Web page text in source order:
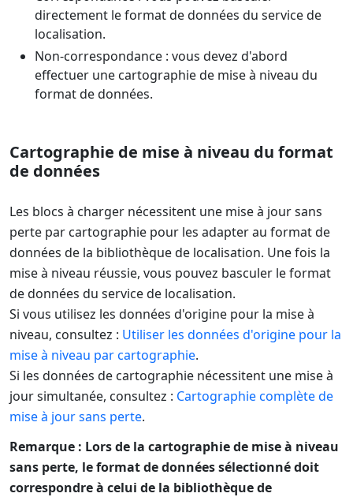
directement le format de données du service de
localisation.
Non-correspondance : vous devez d'abord
effectuer une cartographie de mise à niveau du
format de données.
Cartographie de mise à niveau du format
de données
Les blocs à charger nécessitent une mise à jour sans
perte par cartographie pour les adapter au format de
données de la bibliothèque de localisation. Une fois la
mise à niveau réussie, vous pouvez basculer le format
de données du service de localisation.
Si vous utilisez les données d'origine pour la mise à
niveau, consultez : Utiliser les données d'origine pour la
mise à niveau par cartographie.
Si les données de cartographie nécessitent une mise à
jour simultanée, consultez : Cartographie complète de
mise à jour sans perte.
Remarque : Lors de la cartographie de mise à niveau
sans perte, le format de données sélectionné doit
correspondre à celui de la bibliothèque de